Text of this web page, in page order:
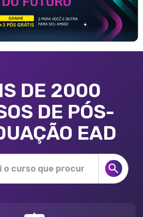
DE 2000
DE PÓS-
EAD